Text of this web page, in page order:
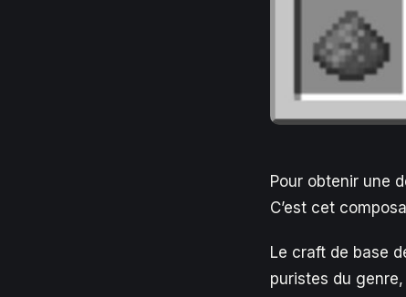
Pour obtenir une
C’est cet
Le craft de base
puristes du genre,